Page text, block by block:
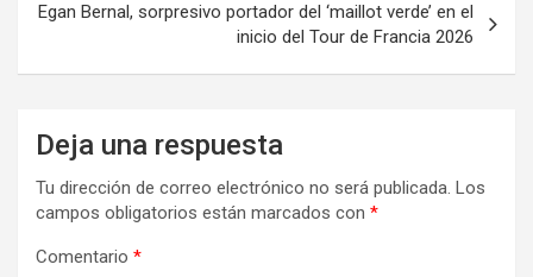
Egan Bernal, sorpresivo portador del ‘maillot verde’ en el
inicio del Tour de Francia 2026
Deja una respuesta
Tu dirección de correo electrónico no será publicada. Los
campos obligatorios están marcados con *
Comentario *